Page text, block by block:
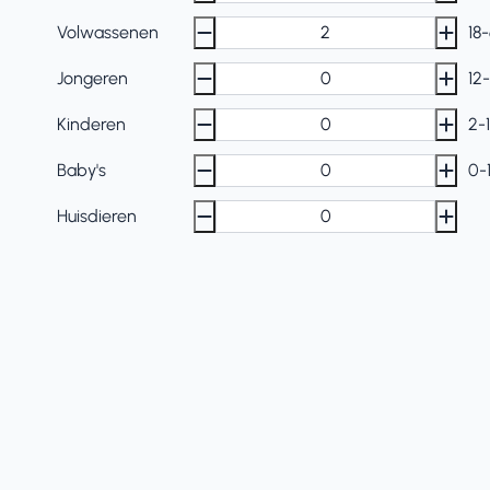
Volwassenen
Jongeren
Kinderen 2-
Baby's 0-1
Huisdieren